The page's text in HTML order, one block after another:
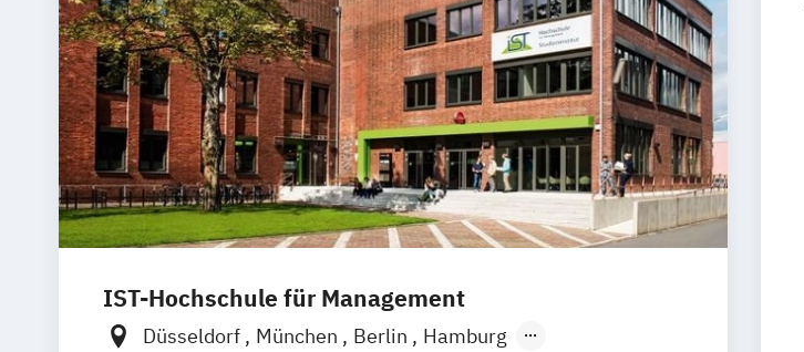
IST-Hochschule für Management
Düsseldorf München Berlin
Hamburg